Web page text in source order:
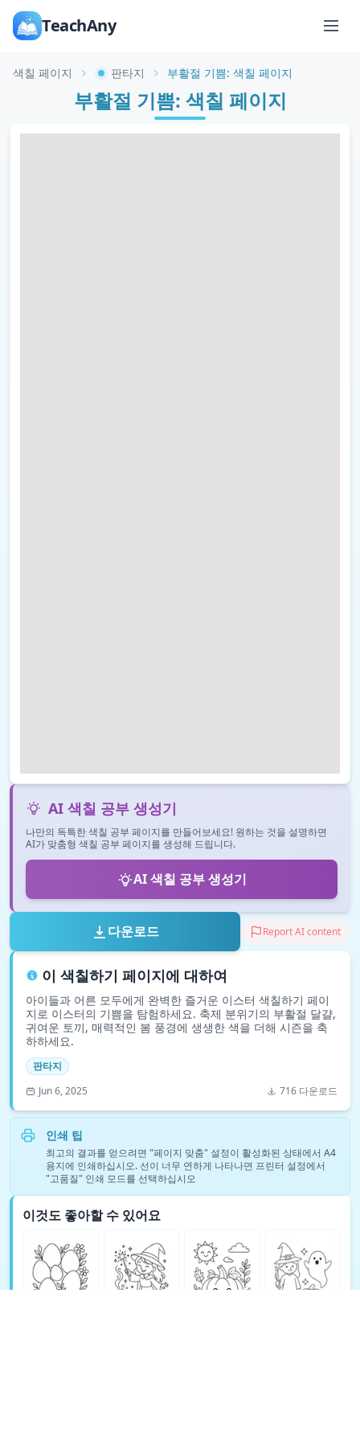
TeachAny
색칠 페이지 판타지 부활절 기쁨: 색칠 페이지
부활절 기쁨: 색칠 페이지
AI 색칠 공부 생성기
나만의 독특한 색칠 공부 페이지를 만들어보세요! 원하는 것을 설명하면
AI가 맞춤형 색칠 공부 페이지를 생성해 드립니다.
AI 색칠 공부 생성기
다운로드 Report AI content
이 색칠하기 페이지에 대하여
아이들과 어른 모두에게 완벽한 즐거운 이스터 색칠하기 페이
지로 이스터의 기쁨을 탐험하세요. 축제 분위기의 부활절 달걀,
귀여운 토끼, 매력적인 봄 풍경에 생생한 색을 더해 시즌을 축
하하세요.
판타지
Jun 6, 2025
716 다운로드
인쇄 팁
최고의 결과를 얻으려면 "페이지 맞춤" 설정이 활성화된 상태에서 A4
용지에 인쇄하십시오. 선이 너무 연하게 나타나면 프린터 설정에서
"고품질" 인쇄 모드를 선택하십시오
이것도 좋아할 수 있어요